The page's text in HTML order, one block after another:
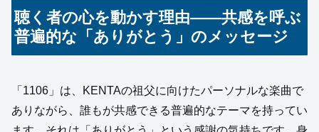
聴く者の心を動かす理由――共感を呼ぶ
普遍的な「ありがとう」のメッセージ
「1106」は、KENTAの祖父に向けたパーソナルな楽曲で
ありながら、誰もが共感できる普遍的なテーマを持ってい